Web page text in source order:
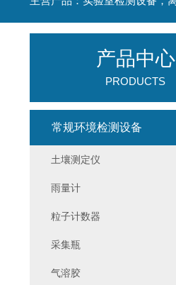
产品中心
PRODUCTS
常规环境检测设备
土壤测定仪
雨量计
粒子计数器
采集瓶
气溶胶